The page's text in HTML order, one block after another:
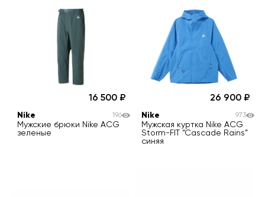
16 500
Nike
Мужские брюки Nike ACG
зеленые
196
26 900
Nike
Мужская куртка Nike ACG
Storm-FIT “Cascade Rains”
синяя
973